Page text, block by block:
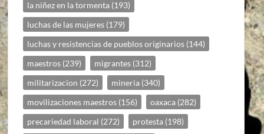
la niñez en la tormenta (193)
luchas de las mujeres (179)
luchas y resistencias de pueblos originarios (144)
maestros (239) migrantes (312)
militarizacion (272) mineria (340)
movilizaciones maestros (156) oaxaca (282)
precariedad laboral (272) protesta (198)